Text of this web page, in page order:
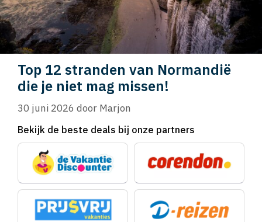
Top 12 stranden van Normandië
die je niet mag missen!
30 juni 2026 door Marjon
Bekijk de beste deals bij onze partners